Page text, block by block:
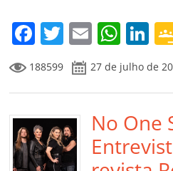
F
a
c
e
b
o
T
w
itt
er
E
m
ai
l
W
h
at
s
A
p
Li
n
k
e
dI
n
188599 27 de julho de
No One